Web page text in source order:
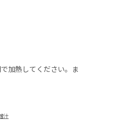
加熱してください。ま
汁